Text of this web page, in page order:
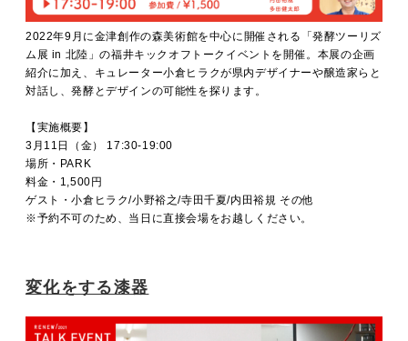
2022年9月に金津創作の森美術館を中心に開催される「発酵ツーリズ
ム展 in 北陸」の福井キックオフトークイベントを開催。本展の企画
紹介に加え、キュレーター小倉ヒラクが県内デザイナーや醸造家らと
対話し、発酵とデザインの可能性を探ります。
【実施概要】
3月11日（金） 17:30-19:00
場所・PARK
料金・1,500円
ゲスト・小倉ヒラク/小野裕之/寺田千夏/内田裕規 その他
※予約不可のため、当日に直接会場をお越しください。
変化をする漆器